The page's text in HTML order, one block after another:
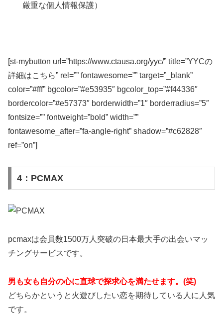
厳重な個人情報保護）
[st-mybutton url=”https://www.ctausa.org/yyc/” title=”YYCの
詳細はこちら” rel=”” fontawesome=”” target=”_blank”
color=”#fff” bgcolor=”#e53935″ bgcolor_top=”#f44336″
bordercolor=”#e57373″ borderwidth=”1″ borderradius=”5″
fontsize=”” fontweight=”bold” width=””
fontawesome_after=”fa-angle-right” shadow=”#c62828″
ref=”on”]
4：PCMAX
pcmaxは会員数1500万人突破の日本最大手の出会いマッ
チングサービスです。
男も女も自分の心に直球で探求心を満たせます。(笑)
どちらかというと火遊びしたい恋を期待している人に人気
です。